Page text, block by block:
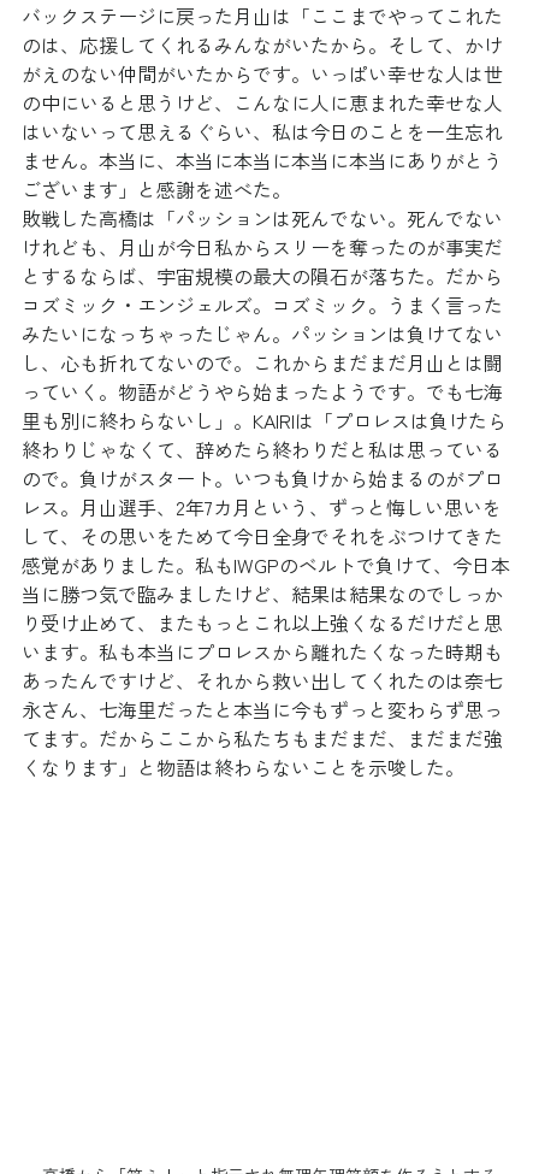
バックステージに戻った月山は「ここまでやってこれた
のは、応援してくれるみんながいたから。そして、かけ
がえのない仲間がいたからです。いっぱい幸せな人は世
の中にいると思うけど、こんなに人に恵まれた幸せな人
はいないって思えるぐらい、私は今日のことを一生忘れ
ません。本当に、本当に本当に本当に本当にありがとう
ございます」と感謝を述べた。
敗戦した高橋は「パッションは死んでない。死んでない
けれども、月山が今日私からスリーを奪ったのが事実だ
とするならば、宇宙規模の最大の隕石が落ちた。だから
コズミック・エンジェルズ。コズミック。うまく言った
みたいになっちゃったじゃん。パッションは負けてない
し、心も折れてないので。これからまだまだ月山とは闘
っていく。物語がどうやら始まったようです。でも七海
里も別に終わらないし」。KAIRIは「プロレスは負けたら
終わりじゃなくて、辞めたら終わりだと私は思っている
ので。負けがスタート。いつも負けから始まるのがプロ
レス。月山選手、2年7カ月という、ずっと悔しい思いを
して、その思いをためて今日全身でそれをぶつけてきた
感覚がありました。私もIWGPのベルトで負けて、今日本
当に勝つ気で臨みましたけど、結果は結果なのでしっか
り受け止めて、またもっとこれ以上強くなるだけだと思
います。私も本当にプロレスから離れたくなった時期も
あったんですけど、それから救い出してくれたのは奈七
永さん、七海里だったと本当に今もずっと変わらず思っ
てます。だからここから私たちもまだまだ、まだまだ強
くなります」と物語は終わらないことを示唆した。